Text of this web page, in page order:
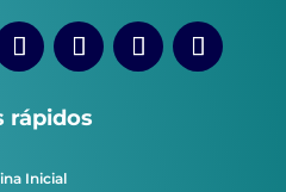
rápidos
Inicial